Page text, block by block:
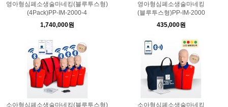
영아형심폐소생술마네킹(블루투스형)
(4Pack)PP-IM-2000-4
1,740,000원
영아형심폐소생술마네킹
(블루투스형)PP-IM-2000
435,000원
소아형심폐소생술마네킹(블루투스형)
소아형심폐소생술마네킹